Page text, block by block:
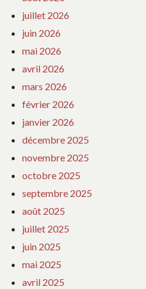
juillet 2026
juin 2026
mai 2026
avril 2026
mars 2026
février 2026
janvier 2026
décembre 2025
novembre 2025
octobre 2025
septembre 2025
août 2025
juillet 2025
juin 2025
mai 2025
avril 2025